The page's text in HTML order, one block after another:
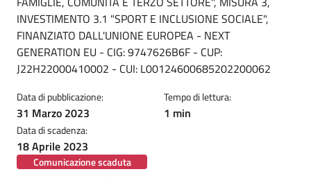
INVESTIMENTO 3.1 "SPORT E INCLUSIONE SOCIALE",
FINANZIATO DALL'UNIONE EUROPEA - NEXT
GENERATION EU - CIG: 9747626B6F - CUP:
J22H22000410002 - CUI: L00124600685202200062
Data di pubblicazione:
31 Marzo 2023
Data di scadenza:
18 Aprile 2023
Comunicazione scaduta
Tempo di lettura:
1 min